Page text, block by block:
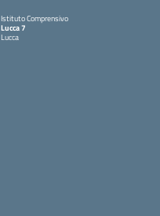
Istituto Comprensivo
Lucca 7
Lucca